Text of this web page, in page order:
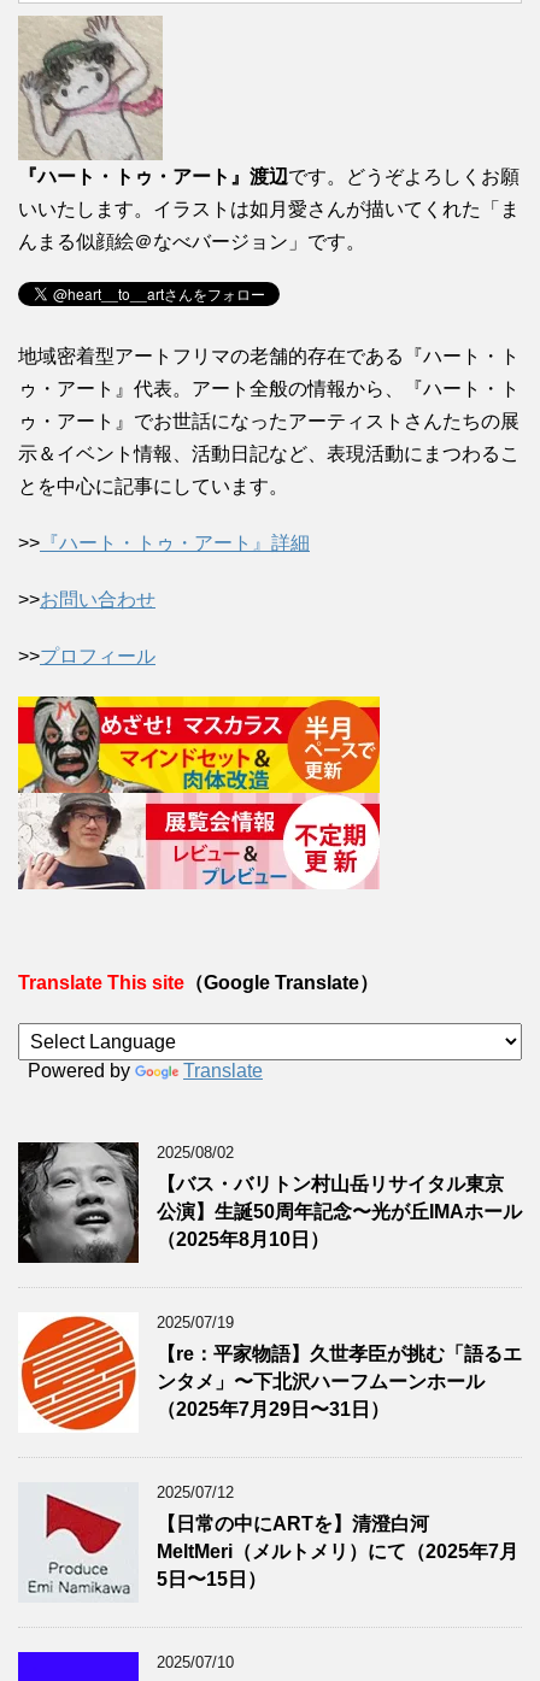
『ハート・トゥ・アート』渡辺です。どうぞよろしくお願
いいたします。イラストは如月愛さんが描いてくれた「ま
んまる似顔絵＠なべバージョン」です。
地域密着型アートフリマの老舗的存在である『ハート・ト
ゥ・アート』代表。アート全般の情報から、『ハート・ト
ゥ・アート』でお世話になったアーティストさんたちの展
示＆イベント情報、活動日記など、表現活動にまつわるこ
とを中心に記事にしています。
>> 『ハート・トゥ・アート』詳細
>>お問い合わせ
>>プロフィール
Translate This site （Google Translate）
Powered by Translate
2025/08/02
【バス・バリトン村山岳リサイタル東京
公演】生誕50周年記念〜光が丘IMAホール
（2025年8月10日）
2025/07/19
【re：平家物語】久世孝臣が挑む「語るエ
ンタメ」〜下北沢ハーフムーンホール
（2025年7月29日〜31日）
2025/07/12
【日常の中にARTを】清澄白河
MeltMeri（メルトメリ）にて（2025年7月
5日〜15日）
2025/07/10